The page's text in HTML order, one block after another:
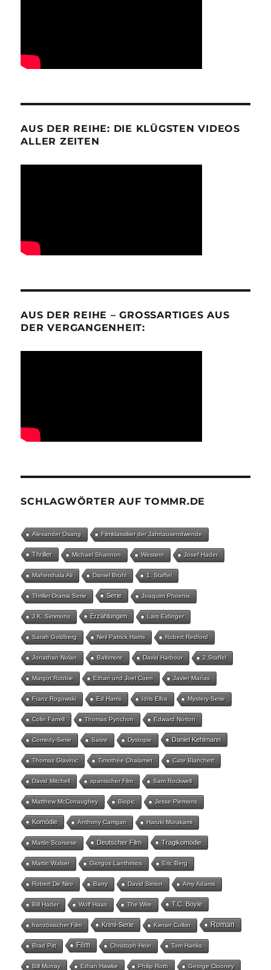
AUS DER REIHE: DIE KLÜGSTEN VIDEOS
ALLER ZEITEN
AUS DER REIHE – GROSSARTIGES AUS D
ER VERGANGENHEIT:
SCHLAGWÖRTER AUF TOMMR.DE
Alexander Osang Filmklassiker der Jahrtausendwende
Thriller Michael Shannon Western Josef Hader
Mahershala Ali Daniel Brühl 1. Staffel
Thriller-Drama Serie Serie Joaquim Phoenix
J.K. Simmons Erzählungen Lars Eidinger
Sarah Goldberg Neil Patrick Harris Robert Redford
Jonathan Nolan Baltimore David Harbour 2.Staffel
Margot Robbie Ethan und Joel Coen Javier Marías
Franz Rogowski Ed Harris Idris Elba Mystery-Serie
Colin Farrell Thomas Pynchon Edward Norton
Comedy-Serie Satire Dystopie Daniel Kehlmann
Thomas Glavinic Timothée Chalamet Cate Blanchett
David Mitchell spanischer Film Sam Rockwell
Matthew McConaughey Biopic Jesse Plemons
Komödie Anthony Carrigan Haruki Murakami
Martin Scorsese Deutscher Film Tragikomödie
Martin Walser Giorgos Lanthimos Eric Berg
Robert De Niro Barry David Simon Amy Adams
Bill Hader Wolf Haas The Wire T.C. Boyle
französischer Film Krimi-Serie Kieran Culkin Roman
Brad Pitt Film Christoph Hein Tom Hanks
Bill Murray Ethan Hawke Philip Roth George Clooney